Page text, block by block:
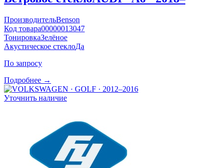
ПроизводительBenson
Код товара00000013047
ТонировкаЗелёное
Акустическое стеклоДа
По запросу
Подробнее →
Уточнить наличие